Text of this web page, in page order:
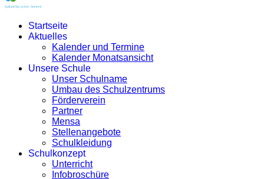
Startseite
Aktuelles
Kalender und Termine
Kalender Monatsansicht
Unsere Schule
Unser Schulname
Umbau des Schulzentrums
Förderverein
Partner
Mensa
Stellenangebote
Schulkleidung
Schulkonzept
Unterricht
Infobroschüre